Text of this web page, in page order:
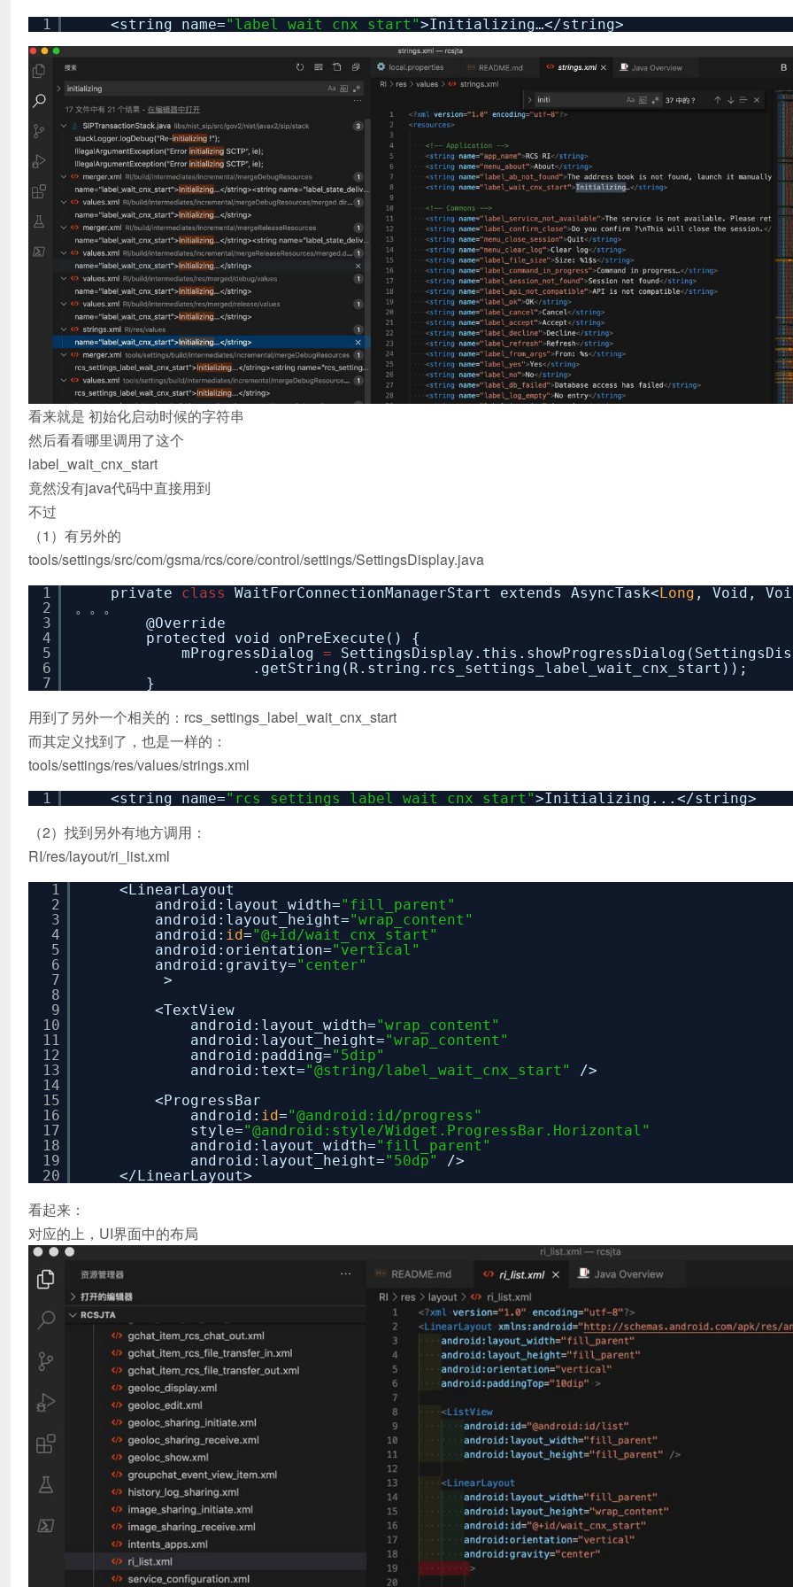
1 <string name="label_wait_cnx_start">Initializing…</string>
看来就是 初始化启动时候的字符串
然后看看哪里调用了这个
label_wait_cnx_start
竟然没有java代码中直接用到
不过
（1）有另外的
tools/settings/src/com/gsma/rcs/core/control/settings/SettingsDisplay.java
1
2
3
4
5
6
7
private class WaitForConnectionManagerStart extends AsyncTask<Long , Void,
。。。
@Override
protected void onPreExecute() {
mProgressDialog =
.getString(R.string.rcs_settings_label_wait_cnx_start));
}
用到了另外一个相关的：rcs_settings_label_wait_cnx_start
而其定义找到了，也是一样的：
tools/settings/res/values/strings.xml
1 <string name="rcs_settings_label_wait_cnx_start">Initializing...</string>
（2）找到另外有地方调用：
RI/res/layout/ri_list.xml
1
2
3
4
5
6
7
8
9
10
11
12
13
14
15
16
17
18
19
20
<LinearLayout
android:layout_width="fill_parent"
android:layout_height="wrap_content"
android: id="@+id/wait_cnx_start"
android:orientation="vertical"
android:gravity="center"
>
<TextView
android:layout_width="wrap_content"
android:layout_height="wrap_content"
android:padding="5dip"
android:text="@string/label_wait_cnx_start"
/>
<ProgressBar
android: id="@android:id/progress"
style="@android:style/Widget.ProgressBar.Horizontal"
android:layout_width="fill_parent"
android:layout_height="50dp"
/>
</LinearLayout>
看起来：
对应的上，UI界面中的布局